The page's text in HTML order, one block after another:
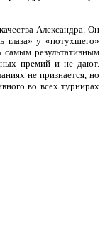
Александра. Он
глаза» у «потухшего»
самым результативным
премий и не дают.
не признается, но
во всех турнирах